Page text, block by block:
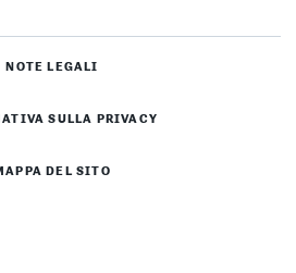
NOTE LEGALI
SULLA PRIVACY
DEL SITO